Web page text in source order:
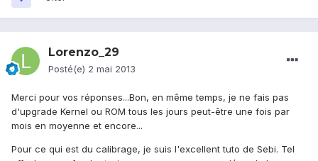
Lorenzo_29
Posté(e) 2 mai 2013
Merci pour vos réponses...Bon, en même temps, je ne fais pas
d'upgrade Kernel ou ROM tous les jours peut-être une fois par
mois en moyenne et encore...
Pour ce qui est du calibrage, je suis l'excellent tuto de Sebi. Tel